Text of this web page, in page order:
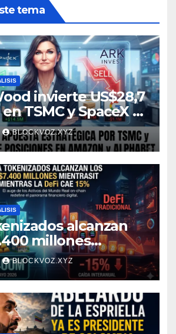
tema
invierte US$28,7
TSMC y SpaceX y
en
Alphabet
BLOCKVOZ.XYZ
alcanzan
millones
DeFi cae 15%
BLOCKVOZ.XYZ